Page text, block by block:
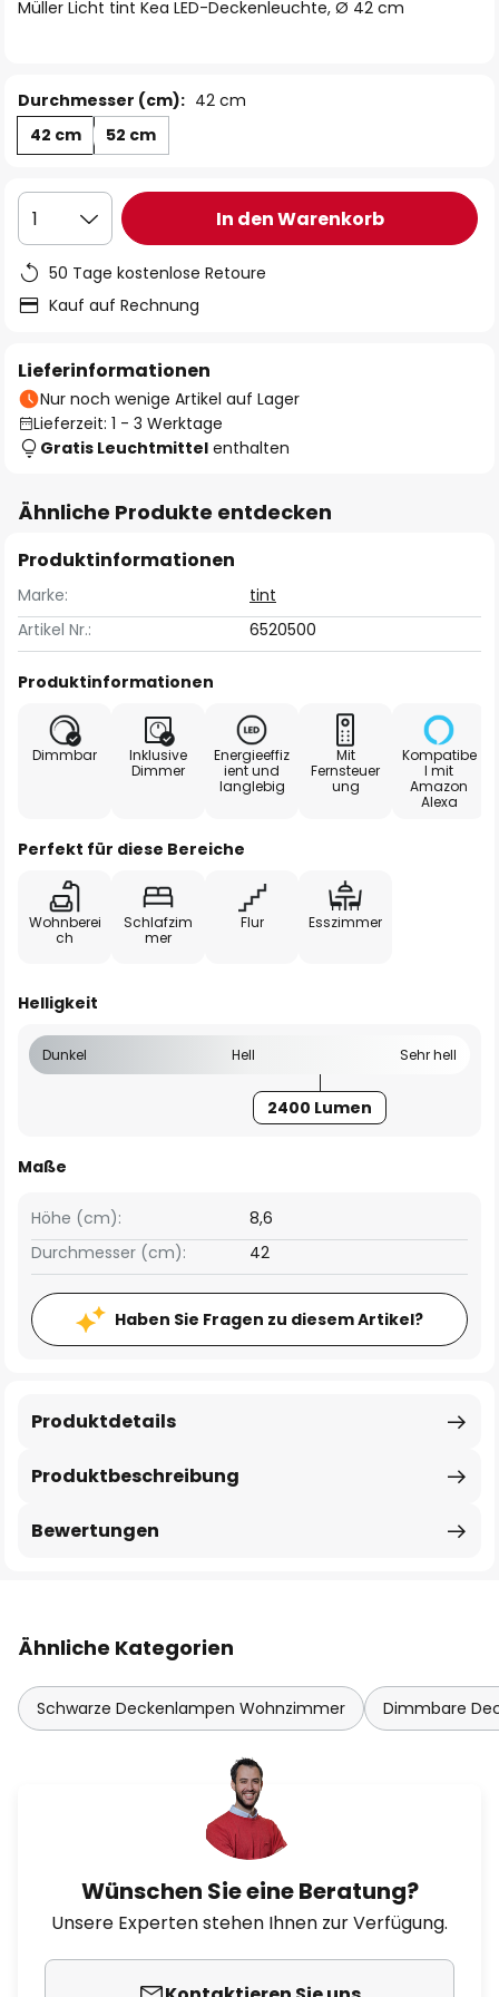
Müller Licht tint Kea LED-Deckenleuchte, Ø 42 cm
Durchmesser (cm): 42 cm
42 cm
52 cm
1 In den Warenkorb
50 Tage kostenlose Retoure
Kauf auf Rechnung
Lieferinformationen
Nur noch wenige Artikel auf Lager
Lieferzeit: 1 - 3 Werktage
Gratis Leuchtmittel enthalten
Ähnliche Produkte entdecken
Produktinformationen
Marke:
tint
Artikel Nr.:
6520500
Produktinformationen
Dimmbar
Inklusive
Dimmer
Energieeffiz
ient und
langlebig
Mit
Fernsteuer
ung
Kompatibe
l mit
Amazon
Alexa
Perfekt für diese Bereiche
Wohnberei
ch
Schlafzim
mer
Flur Esszimmer
Helligkeit
Dunkel Hell Sehr hell
2400 Lumen
Maße
Höhe (cm):
8,6
Durchmesser (cm):
42
Haben Sie Fragen zu diesem Artikel?
Produktbeschreibung
Produktdetails
Bewertungen
Ähnliche Kategorien
Schwarze Deckenlampen Wohnzimmer Dimmbare
Wünschen Sie eine Beratung?
Unsere Experten stehen Ihnen zur Verfügung.